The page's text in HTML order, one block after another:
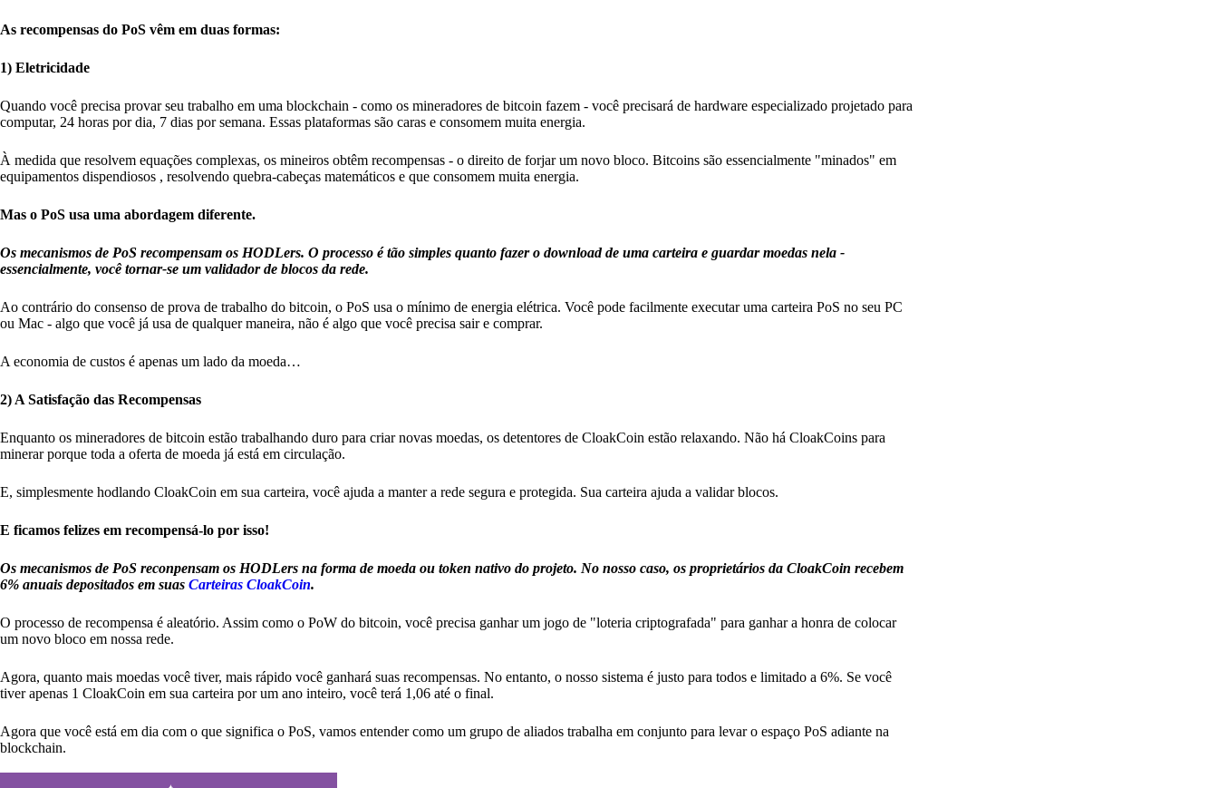
As recompensas do PoS vêm em duas formas:
1) Eletricidade
Quando você precisa provar seu trabalho em uma blockchain - como os mineradores de bitcoin fazem - você precisará de hardware especializado projetado para
computar, 24 horas por dia, 7 dias por semana. Essas plataformas são caras e consomem muita energia.
À medida que resolvem equações complexas, os mineiros obtêm recompensas - o direito de forjar um novo bloco. Bitcoins são essencialmente "minados" em
equipamentos dispendiosos , resolvendo quebra-cabeças matemáticos e que consomem muita energia.
Mas o PoS usa uma abordagem diferente.
Os mecanismos de PoS recompensam os HODLers. O processo é tão simples quanto fazer o download de uma carteira e guardar moedas nela -
essencialmente, você tornar-se um validador de blocos da rede.
Ao contrário do consenso de prova de trabalho do bitcoin, o PoS usa o mínimo de energia elétrica. Você pode facilmente executar uma carteira PoS no seu PC
ou Mac - algo que você já usa de qualquer maneira, não é algo que você precisa sair e comprar.
A economia de custos é apenas um lado da moeda…
2) A Satisfação das Recompensas
Enquanto os mineradores de bitcoin estão trabalhando duro para criar novas moedas, os detentores de CloakCoin estão relaxando. Não há CloakCoins para
minerar porque toda a oferta de moeda já está em circulação.
E, simplesmente hodlando CloakCoin em sua carteira, você ajuda a manter a rede segura e protegida. Sua carteira ajuda a validar blocos.
E ficamos felizes em recompensá-lo por isso!
Os mecanismos de PoS reconpensam os HODLers na forma de moeda ou token nativo do projeto. No nosso caso, os proprietários da CloakCoin recebem
6% anuais depositados em suas Carteiras CloakCoin.
O processo de recompensa é aleatório. Assim como o PoW do bitcoin, você precisa ganhar um jogo de "loteria criptografada" para ganhar a honra de colocar
um novo bloco em nossa rede.
Agora, quanto mais moedas você tiver, mais rápido você ganhará suas recompensas. No entanto, o nosso sistema é justo para todos e limitado a 6%. Se você
tiver apenas 1 CloakCoin em sua carteira por um ano inteiro, você terá 1,06 até o final.
Agora que você está em dia com o que significa o PoS, vamos entender como um grupo de aliados trabalha em conjunto para levar o espaço PoS adiante na
blockchain.